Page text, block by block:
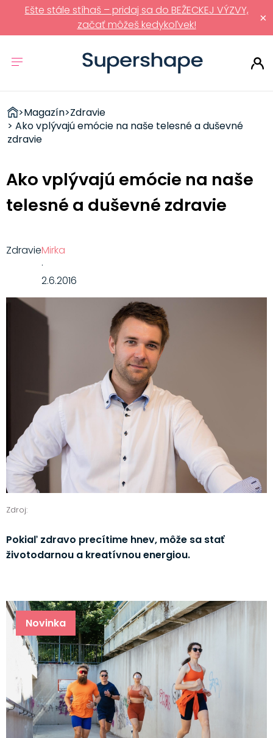
×
Ešte stále stíhaš – pridaj sa do BEŽECKEJ VÝZVY,
začať môžeš kedykoľvek!
ZDRAVÉ
RÝCHLOVKY
>Magazín>Zdravie
> Ako vplývajú emócie na naše telesné a duševné
zdravie
Ako vplývajú emócie na naše
telesné a duševné zdravie
Zdroj:
Pokiaľ zdravo precítime hnev, môže sa stať
životodarnou a kreatívnou energiou.
Novinka
ZdravieMirka
·
2.6.2016